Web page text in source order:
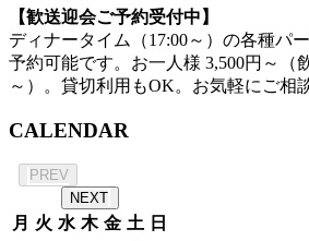
【歓送迎会ご予約受付中】
ディナータイム（17:00～）の各種パ
予約可能です。お一人様 3,500円～（
～）。貸切利用もOK。お気軽にご相
CALENDAR
PREV
NEXT
月 火 水 木 金 土 日